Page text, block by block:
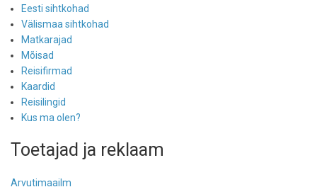
Eesti sihtkohad
Välismaa sihtkohad
Matkarajad
Mõisad
Reisifirmad
Kaardid
Reisilingid
Kus ma olen?
Toetajad ja reklaam
Arvutimaailm